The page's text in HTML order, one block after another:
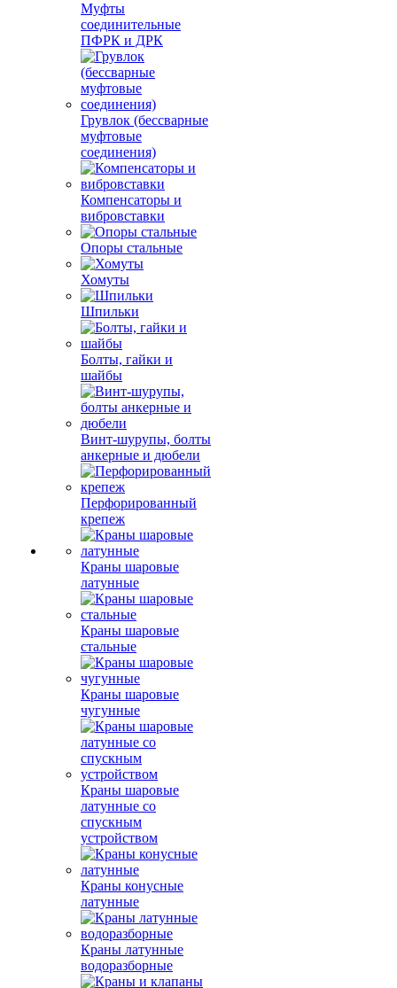
Муфты
соединительные
ПФРК и ДРК
Грувлок (бессварные
муфтовые
соединения)
Компенсаторы и
вибровставки
Опоры стальные
Хомуты
Шпильки
Болты, гайки и
шайбы
Винт-шурупы, болты
анкерные и дюбели
Перфорированный
крепеж
Краны шаровые
латунные
Краны шаровые
стальные
Краны шаровые
чугунные
Краны шаровые
латунные со
спускным
устройством
Краны конусные
латунные
Краны латунные
водоразборные